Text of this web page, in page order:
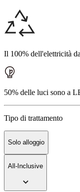
Il 100% dell'elettricità
50% delle luci sono a
Tipo di trattamento
Solo alloggio
All-Inclusive